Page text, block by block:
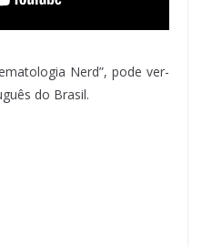
Nerd”, pode ver-
do Brasil.